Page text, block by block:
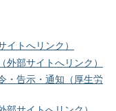
トへリンク）
部サイトへリンク）
・告示・通知（厚生労